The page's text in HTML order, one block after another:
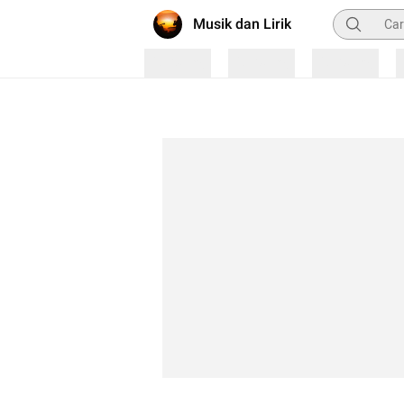
Musik dan Lirik Pencarian